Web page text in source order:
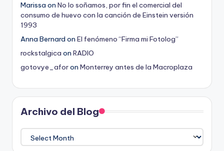
Marissa on No lo soñamos, por fin el comercial del
consumo de huevo con la canción de Einstein versión
1993
Anna Bernard on El fenómeno “Firma mi Fotolog”
rockstalgica on RADIO
gotovye_aforon Monterrey antes de la Macroplaza
Archivo del Blog
del